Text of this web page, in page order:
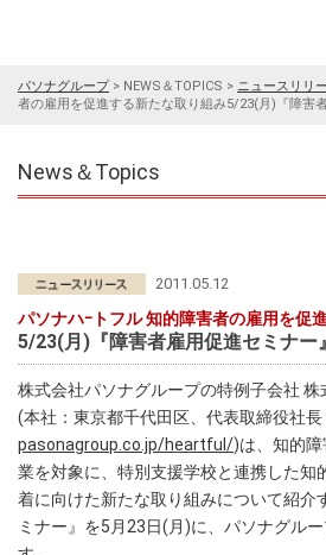
パソナグループ> NEWS＆TOPICS > ニュースリリ
者の雇用を促進する新たな取り組み5/23(月)『障害
News＆Topics
2011.05.12
パソナハｰトフル 知的障害者の雇用を促
5/23(月)『障害者雇用促進セミナー
株式会社パソナグループの特例子会社
(本社：東京都千代田区、代表取締役社長
pasonagroup.co.jp/heartful/)は、知的
業を対象に、特別支援学校と連携した知
着に向けた新たな取り組みについて紹介
ミナー』を5月23日(月)に、パソナグル